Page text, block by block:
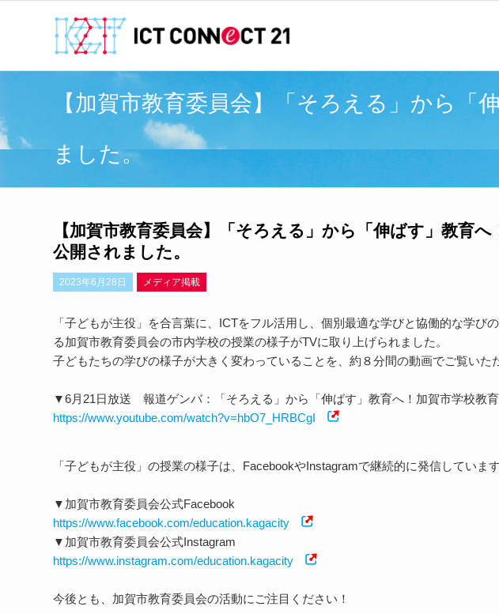
【加賀市教育委員会】「そろえる」から
ました。
【加賀市教育委員会】「そろえる」から「伸ばす」教育
公開されました。
2023年6月28日 メディア掲載
「子どもが主役」を合言葉に、ICTをフル活用し、個別最適な学びと協働的な学び
る加賀市教育委員会の市内学校の授業の様子がTVに取り上げられました。
子どもたちの学びの様子が大きく変わっていることを、約８分間の動画でご覧いた
▼6月21日放送 報道ゲンバ：「そろえる」から「伸ばす」教育へ！加賀市学校教育
https://www.youtube.com/watch?v=hbO7_HRBCgI
「子どもが主役」の授業の様子は、FacebookやInstagramで継続的に発信しています
▼加賀市教育委員会公式Facebook
https://www.facebook.com/education.kagacity
▼加賀市教育委員会公式Instagram
https://www.instagram.com/education.kagacity
今後とも、加賀市教育委員会の活動にご注目ください！